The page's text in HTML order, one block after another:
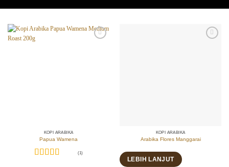
KOPI ARABIKA
Papua Wamena
(1)
KOPI ARABIKA
Arabika Flores Manggarai
LEBIH LANJUT